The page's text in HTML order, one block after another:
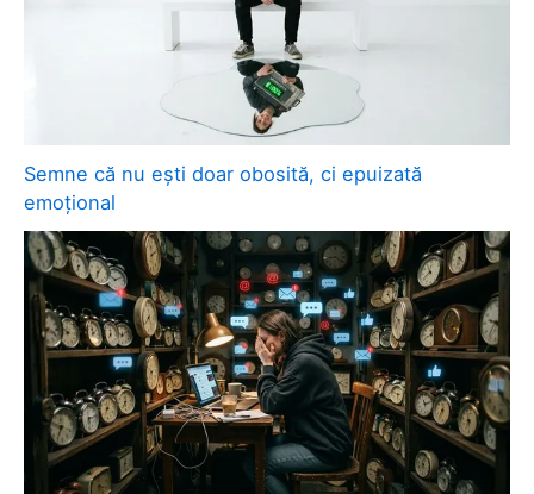
Semne că nu ești doar obosită, ci epuizată
emoțional